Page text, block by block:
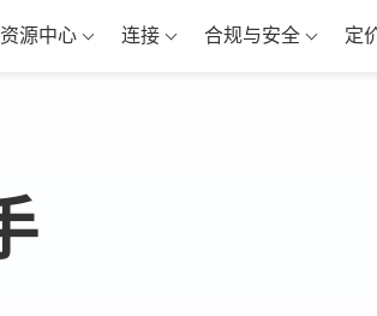
资源中心 连接 合规与安全 定